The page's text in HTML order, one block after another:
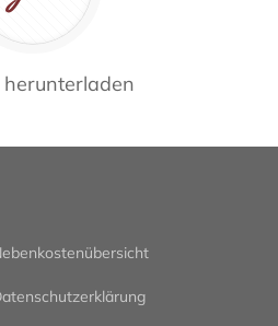
herunterladen